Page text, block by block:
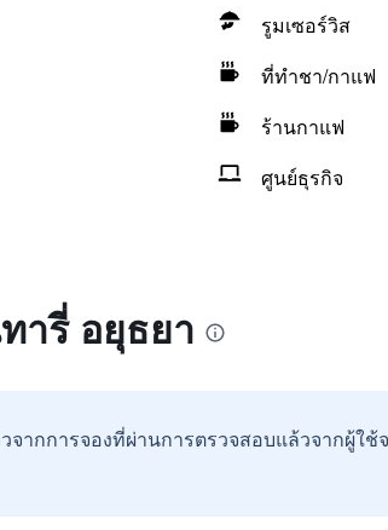
รูมเซอร์วิส
ที่ทำชา/กาแฟ
ร้านกาแฟ
ศูนย์ธุรกิจ
ารี่ อยุธยา
จากการจองที่ผ่านการตรวจสอบแล้วจากผู้ใ